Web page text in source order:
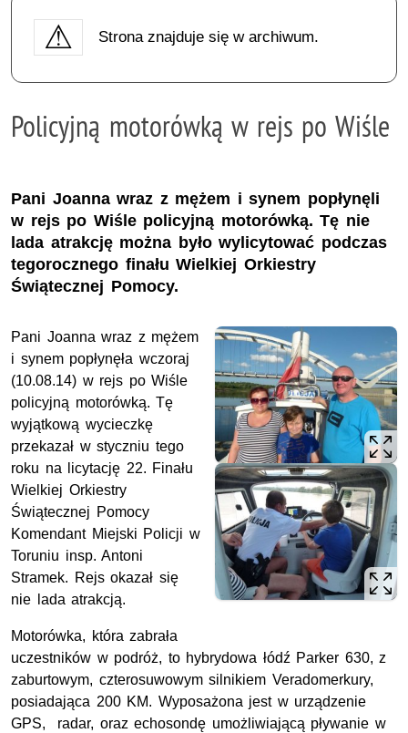
Strona znajduje się w archiwum.
Policyjną motorówką w rejs po Wiśle
Pani Joanna wraz z mężem i synem popłynęli
w rejs po Wiśle policyjną motorówką. Tę nie
lada atrakcję można było wylicytować podczas
tegorocznego finału Wielkiej Orkiestry
Świątecznej Pomocy.
Pani Joanna wraz z mężem
i synem popłynęła wczoraj
(10.08.14) w rejs po Wiśle
policyjną motorówką. Tę
wyjątkową wycieczkę
przekazał w styczniu tego
roku na licytację 22. Finału
Wielkiej Orkiestry
Świątecznej Pomocy
Komendant Miejski Policji w
Toruniu insp. Antoni
Stramek. Rejs okazał się
nie lada atrakcją.
Motorówka, która zabrała
uczestników w podróż, to hybrydowa łódź Parker 630, z
zaburtowym, czterosuwowym silnikiem Veradomerkury,
posiadająca 200 KM. Wyposażona jest w urządzenie
GPS, radar, oraz echosondę umożliwiającą pływanie w